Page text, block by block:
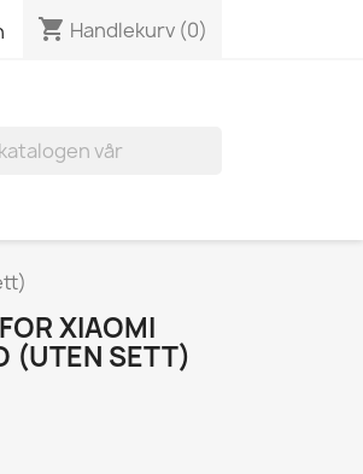
shopping_cart Handlekurv (0)
XIAOMI
(UTEN SETT)